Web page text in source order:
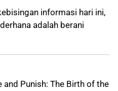
informasi hari ini,
adalah berani
and Punish: The Birth of the